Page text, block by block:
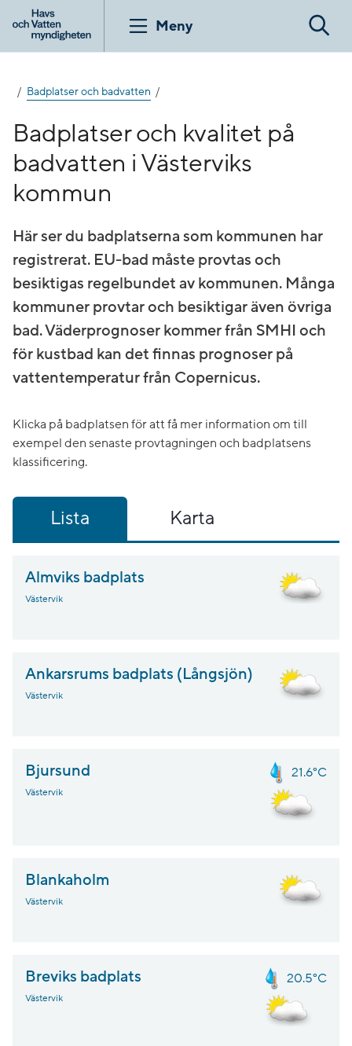
till
innehåll
Meny Sök
Badplatser och badvatten
Badplatser och kvalitet på
badvatten i Västerviks
kommun
Här ser du badplatserna som kommunen har
registrerat. EU-bad måste provtas och
besiktigas regelbundet av kommunen. Många
kommuner provtar och besiktigar även övriga
bad. Väderprognoser kommer från SMHI och
för kustbad kan det finnas prognoser på
vattentemperatur från Copernicus.
Klicka på badplatsen för att få mer information om till
exempel den senaste provtagningen och badplatsens
klassificering.
Lista Karta
Almviks badplats
Västervik
Ankarsrums badplats (Långsjön)
Västervik
Bjursund
Västervik
21.6°C
Blankaholm
Västervik
Breviks badplats
Västervik
20.5°C